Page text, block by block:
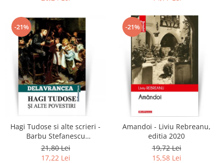
-21%
Hagi Tudose si alte scrieri -
Barbu Stefanescu
Delavrancea
21,80 Lei
17,22 Lei
-21%
Amandoi - Liviu Rebreanu,
editia 2020
19,72 Lei
15,58 Lei